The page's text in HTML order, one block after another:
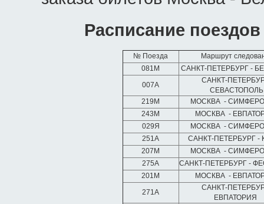
Расписание
№ Поезда
Маршрут
081М
САНКТ-ПЕТЕРБУРГ -
007А
САНКТ-
219М
МОСКВА -
243М
МОСКВА -
029Я
МОСКВА -
251А
САНКТ-ПЕТЕРБУРГ -
207М
МОСКВА -
275А
САНКТ-ПЕТЕРБУРГ -
201М
МОСКВА -
271А
САНКТ-
ЕВПАТОРИЯ